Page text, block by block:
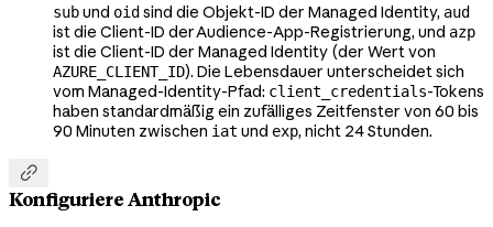
subund oid sind die Objekt-ID der Managed Identity, aud
ist die Client-ID der Audience-App-Registrierung, und azp
ist die Client-ID der Managed Identity (der Wert von
AZURE_CLIENT_ID). Die Lebensdauer unterscheidet sich
vom Managed-Identity-Pfad: client_credentials-Tokens
haben standardmäßig ein zufälliges Zeitfenster von 60 bis
90 Minuten zwischen iat und exp, nicht 24 Stunden.

Konfiguriere Anthropic